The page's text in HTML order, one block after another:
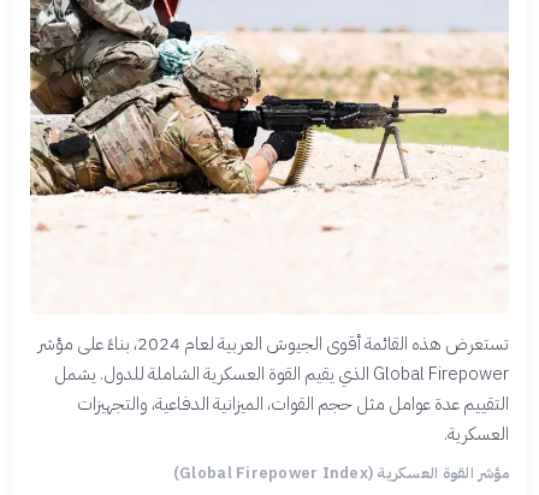
تستعرض هذه القائمة أقوى الجيوش العربية لعام 2024، بناءً على مؤشر
Global Firepower الذي يقيم القوة العسكرية الشاملة للدول. يشمل
التقييم عدة عوامل مثل حجم القوات، الميزانية الدفاعية، والتجهيزات
العسكرية.
مؤشر القوة العسكرية (Global Firepower Index)